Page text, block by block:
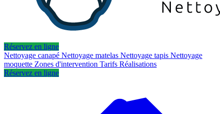
Réservez en ligne
Nettoyage canapé Nettoyage matelas Nettoyage tapis Nettoyage
moquette Zones d'intervention Tarifs Réalisations
Réservez en ligne